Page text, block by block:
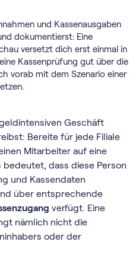
und Kassenausgaben
dokumentierst: Eine
versetzt dich erst einmal in
Kassenprüfung gut über die
vorab mit dem Szenario einer
Geschäft
Bereite für jede Filiale
Mitarbeiter auf eine
bedeutet, dass diese Person
und Kassendaten
über entsprechende
verfügt. Eine
nämlich nicht die
oder der